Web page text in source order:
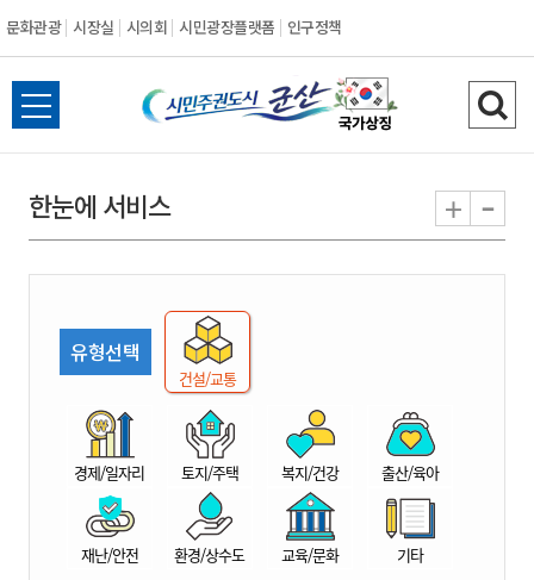
문화관광 시장실 시의회 시민광장플랫폼 인구정책
시
민
권
도
시
산
전
체
뉴
열
검
색
기
한눈에 서비스 + -
유형선택
건설/교통
경제/일자리 토지/주택 복지/건강 출산/육아
재난/안전 환경/상수도 교육/문화 기타